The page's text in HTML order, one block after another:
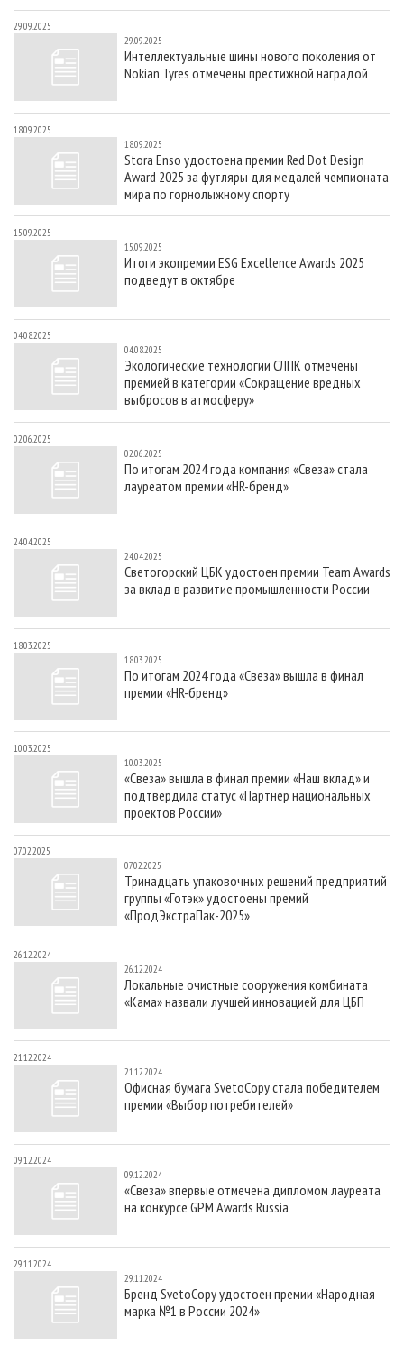
29.09.2025
29.09.2025
Интеллектуальные шины нового поколения от
Nokian Tyres отмечены престижной наградой
18.09.2025
18.09.2025
Stora Enso удостоена премии Red Dot Design
Award 2025 за футляры для медалей чемпионата
мира по горнолыжному спорту
15.09.2025
15.09.2025
Итоги экопремии ESG Excellence Awards 2025
подведут в октябре
04.08.2025
04.08.2025
Экологические технологии СЛПК отмечены
премией в категории «Сокращение вредных
выбросов в атмосферу»
02.06.2025
02.06.2025
По итогам 2024 года компания «Свеза» стала
лауреатом премии «HR-бренд»
24.04.2025
24.04.2025
Светогорский ЦБК удостоен премии Team Awards
за вклад в развитие промышленности России
18.03.2025
18.03.2025
По итогам 2024 года «Свеза» вышла в финал
премии «HR-бренд»
10.03.2025
10.03.2025
«Свеза» вышла в финал премии «Наш вклад» и
подтвердила статус «Партнер национальных
проектов России»
07.02.2025
07.02.2025
Тринадцать упаковочных решений предприятий
группы «Готэк» удостоены премий
«ПродЭкстраПак-2025»
26.12.2024
26.12.2024
Локальные очистные сооружения комбината
«Кама» назвали лучшей инновацией для ЦБП
21.12.2024
21.12.2024
Офисная бумага SvetoCopy стала победителем
премии «Выбор потребителей»
09.12.2024
09.12.2024
«Свеза» впервые отмечена дипломом лауреата
на конкурсе GPM Awards Russia
29.11.2024
29.11.2024
Бренд SvetoCopy удостоен премии «Народная
марка №1 в России 2024»